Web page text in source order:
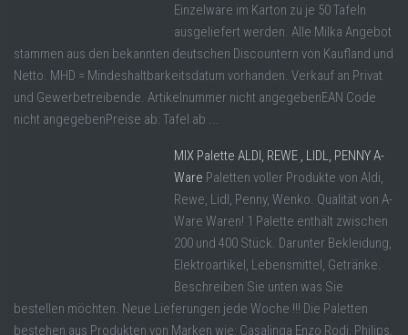
Einzelware im Karton zu je 50 Tafeln
ausgeliefert werden. Alle Milka Angebot
stammen aus den bekannten deutschen Discountern von Kaufland und
Netto. MHD = Mindeshaltbarkeitsdatum vorhanden. Verkauf an Privat
und Gewerbetreibende. Artikelnummer nicht angegebenEAN Code
nicht angegebenPreise ab: Tafel ab ...
MIX Palette ALDI, REWE , LIDL, PENNY A-
Ware Paletten voller Produkte von Aldi,
Rewe, Lidl, Penny, Wenko. Qualität von A-
Ware Waren! 1 Palette enthält zwischen
200 und 400 Stück. Darunter Bekleidung,
Elektroartikel, Lebensmittel, Getränke.
Beschreiben Sie unten was Sie
bestellen möchten. Neue Lieferungen jede Woche !!! Die Paletten
bestehen aus Produkten von Marken wie: Casalinga Enzo Rodi, Philips,